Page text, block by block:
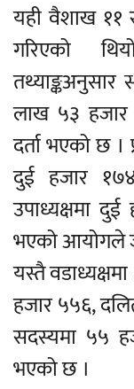
यही वैशाख ११
गरिएको
लाख ५३ हजार
दर्ता भएको छ ।
दुई हजार
उपाध्यक्षमा
भएको आयोगले
यस्तै
हजार ५५६,
सदस्यमा ५५
भएको छ ।